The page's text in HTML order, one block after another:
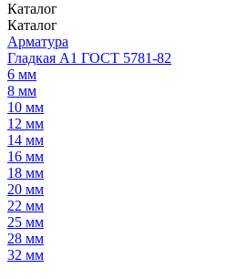
Каталог
Каталог
Арматура
Гладкая А1 ГОСТ 5781-82
6 мм
8 мм
10 мм
12 мм
14 мм
16 мм
18 мм
20 мм
22 мм
25 мм
28 мм
32 мм